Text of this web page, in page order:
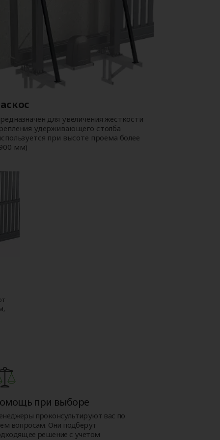
для увеличения жесткости
удерживающего столба
при высоте проема более
мм)
при выборе
проконсультируют вас по
вопросам. Они подберут
решение с учетом